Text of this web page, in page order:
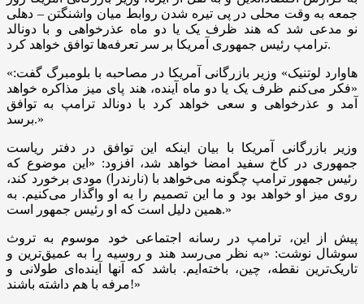
جمعه به وقت محلی در پی تیره شدن روابط میان واشنگتن – دهلی
نو مدعی شد که هند ظرف یک یا دو ماه عذرخواهی و با دونالد
ترامپ رئیس جمهوری آمریکا بر سر تعرفه‌ها توافق خواهد کرد.
«هاوارد لوتنیک» وزیر بازرگانی آمریکا در مصاحبه با بلومبرگ گفت:
«فکر می‌کنم ظرف یک یا دو ماه آینده، هند پای میز مذاکره خواهد
آمد و عذرخواهی و سعی خواهد کرد با دونالد ترامپ به توافق
برسد.»
وزیر بازرگانی آمریکا با بیان اینکه این توافق در دفتر ریاست
جمهوری در کاخ سفید امضا خواهد شد، افزود: «این موضوع که
رئیس جمهور ترامپ چگونه می‌خواهد با (نارندرا) مودی برخورد کند،
روی میز او خواهد بود و ما این تصمیم را به او واگذار می‌کنیم. به
همین دلیل است که او رئیس جمهور است.»
پیش از این، ترامپ در رسانه اجتماعی خود موسوم به تروث
سوشال نوشت: «به نظر می‌رسد هند و روسیه را به عمیق‌ترین و
تاریک‌ترین نقطه، چین، باخته‌ایم. باشد که آنها آینده‌ای طولانی و
مرفه با هم داشته باشند!»